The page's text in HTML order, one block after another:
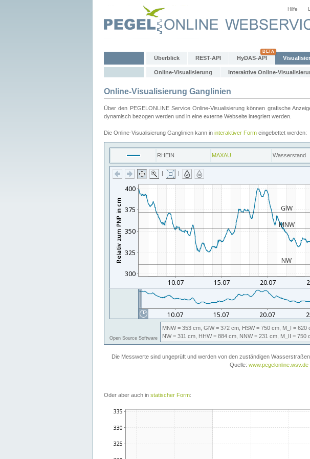
Hilfe
Überblick REST-API HyDAS-API
Online-Visualisierung Interaktive Online-
Online-Visualisierung Ganglinien
Über den PEGELONLINE Service Online-Visualisierung können grafische
dynamisch bezogen werden und in eine externe Webseite integriert werden.
Die Online-Visualisierung Ganglinien kann in interaktiver Form eingebettet werden:
Oder aber auch in statischer Form: